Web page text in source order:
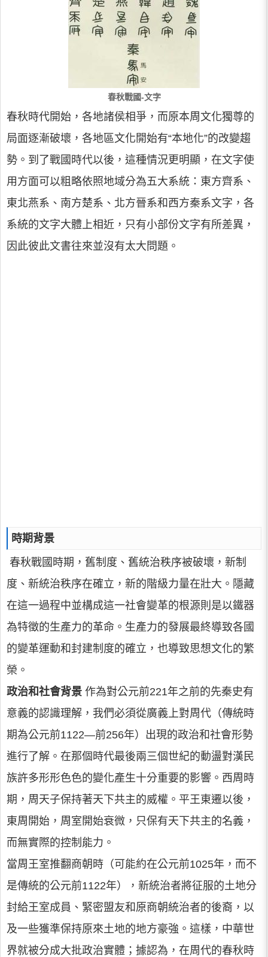
春秋戰國-文字
春秋時代開始，各地諸侯相爭，而原本周文化獨尊的
局面逐漸破壞，各地區文化開始有“本地化”的改變趨
勢。到了戰國時代以後，這種情況更明顯，在文字使
用方面可以粗略依照地域分為五大系統：東方齊系、
東北燕系、南方楚系、北方晉系和西方秦系文字，各
系統的文字大體上相近，只有小部份文字有所差異，
因此彼此文書往來並沒有太大問題。
時期背景
春秋戰國時期，舊制度、舊統治秩序被破壞，新制
度、新統治秩序在確立，新的階級力量在壯大。隱藏
在這一過程中並構成這一社會變革的根源則是以鐵器
為特徵的生產力的革命。生產力的發展最終導致各國
的變革運動和封建制度的確立，也導致思想文化的繁
榮。
政治和社會背景 作為對公元前221年之前的先秦史有
意義的認識理解，我們必須從廣義上對周代（傳統時
期為公元前1122—前256年）出現的政治和社會形勢
進行了解。在那個時代最後兩三個世紀的動盪對漢民
族許多形形色色的變化產生十分重要的影響。西周時
期，周天子保持著天下共主的威權。平王東遷以後，
東周開始，周室開始衰微，只保有天下共主的名義，
而無實際的控制能力。
當周王室推翻商朝時（可能約在公元前1025年，而不
是傳統的公元前1122年），新統治者將征服的土地分
封給王室成員、緊密盟友和原商朝統治者的後裔，以
及一些獲準保持原來土地的地方豪強。這樣，中華世
界就被分成大批政治實體；據認為，在周代的春秋時